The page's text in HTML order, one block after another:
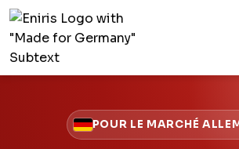
POUR LE MARCHÉ